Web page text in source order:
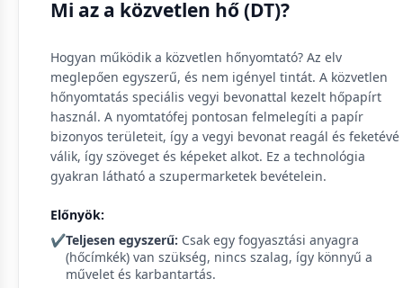
Mi az a közvetlen hő (DT)?
Hogyan működik a közvetlen hőnyomtató? Az elv
meglepően egyszerű, és nem igényel tintát. A közvetlen
hőnyomtatás speciális vegyi bevonattal kezelt hőpapírt
használ. A nyomtatófej pontosan felmelegíti a papír
bizonyos területeit, így a vegyi bevonat reagál és feketévé
válik, így szöveget és képeket alkot. Ez a technológia
gyakran látható a szupermarketek bevételein.
Előnyök:
✔️Teljesen egyszerű: Csak egy fogyasztási anyagra
(hőcímkék) van szükség, nincs szalag, így könnyű a
művelet és karbantartás.